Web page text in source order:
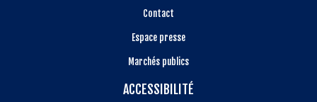
Contact
Espace presse
Marchés publics
ACCESSIBILITÉ